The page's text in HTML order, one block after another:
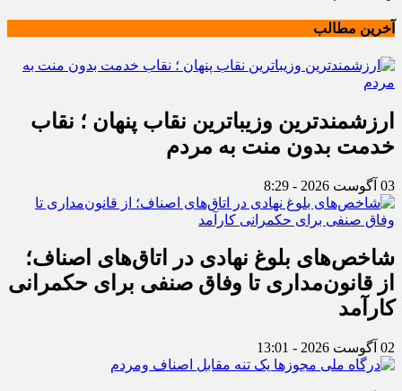
آخرین مطالب
ارزشمندترین وزیباترین نقاب پنهان ؛ نقاب
خدمت بدون منت به مردم
03 آگوست 2026 - 8:29
شاخص‌های بلوغ نهادی در اتاق‌های اصناف؛
از قانون‌مداری تا وفاق صنفی برای حکمرانی
کارآمد
02 آگوست 2026 - 13:01